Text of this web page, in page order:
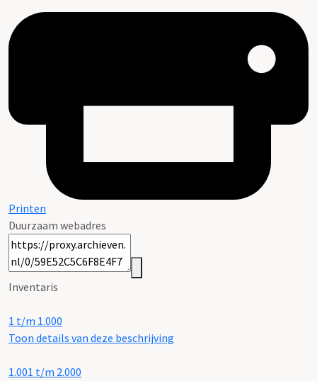
Printen
Duurzaam webadres
Inventaris
1 t/m 1.000
Toon details van deze beschrijving
1.001 t/m 2.000